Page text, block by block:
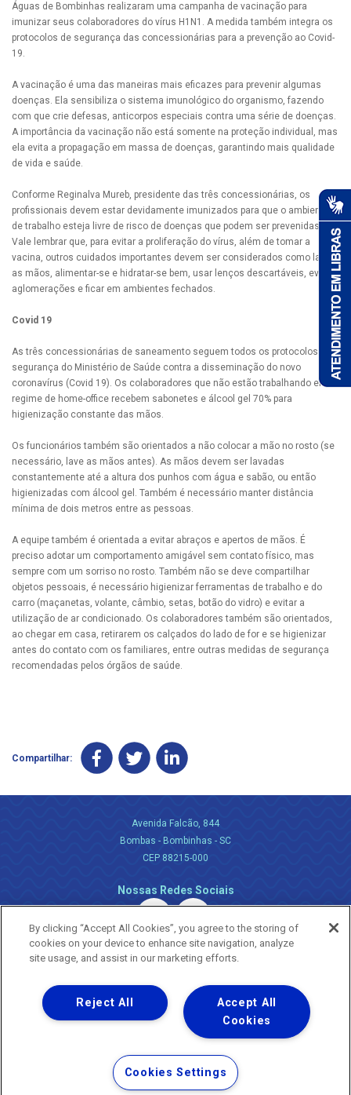
Águas de Bombinhas realizaram uma campanha de vacinação para
imunizar seus colaboradores do vírus H1N1. A medida também integra os
protocolos de segurança das concessionárias para a prevenção ao Covid-
19.
A vacinação é uma das maneiras mais eficazes para prevenir algumas
doenças. Ela sensibiliza o sistema imunológico do organismo, fazendo
com que crie defesas, anticorpos especiais contra uma série de doenças.
A importância da vacinação não está somente na proteção individual, mas
ela evita a propagação em massa de doenças, garantindo mais qualidade
de vida e saúde.
Conforme Reginalva Mureb, presidente das três concessionárias, os
profissionais devem estar devidamente imunizados para que o ambiente
de trabalho esteja livre de risco de doenças que podem ser prevenidas.
Vale lembrar que, para evitar a proliferação do vírus, além de tomar a
vacina, outros cuidados importantes devem ser considerados como lavar
as mãos, alimentar-se e hidratar-se bem, usar lenços descartáveis, evitar
aglomerações e ficar em ambientes fechados.
Covid 19
As três concessionárias de saneamento seguem todos os protocolos de
segurança do Ministério de Saúde contra a disseminação do novo
coronavírus (Covid 19). Os colaboradores que não estão trabalhando em
regime de home-office recebem sabonetes e álcool gel 70% para
higienização constante das mãos.
Os funcionários também são orientados a não colocar a mão no rosto (se
necessário, lave as mãos antes). As mãos devem ser lavadas
constantemente até a altura dos punhos com água e sabão, ou então
higienizadas com álcool gel. Também é necessário manter distância
mínima de dois metros entre as pessoas.
A equipe também é orientada a evitar abraços e apertos de mãos. É
preciso adotar um comportamento amigável sem contato físico, mas
sempre com um sorriso no rosto. Também não se deve compartilhar
objetos pessoais, é necessário higienizar ferramentas de trabalho e do
carro (maçanetas, volante, câmbio, setas, botão do vidro) e evitar a
utilização de ar condicionado. Os colaboradores também são orientados,
ao chegar em casa, retirarem os calçados do lado de for e se higienizar
antes do contato com os familiares, entre outras medidas de segurança
recomendadas pelos órgãos de saúde.
Compartilhar:
Avenida Falcão, 844
Bombas - Bombinhas - SC
CEP 88215-000
Nossas Redes Sociais
Uma empresa
Copyright ® 2026 - Todos os Direitos Reservados.
Nossa natureza movimenta a vida
Termos Gerais de Uso de Sites e Aplicativos
Política de Privacidade e Proteção de Dados
By clicking “Accept All Cookies”, you agree to the storing of
cookies on your device to enhance site navigation, analyze
site usage, and assist in our marketing efforts.
Accept All
Cookies
Reject All
Cookies Settings